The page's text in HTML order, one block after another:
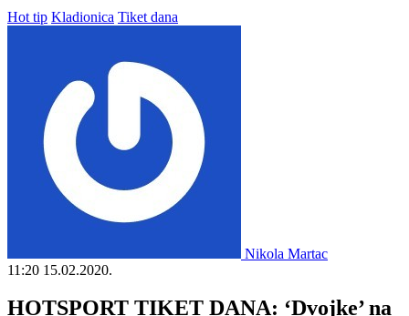
Hot tip Kladionica Tiket dana
Nikola Martac
11:20 15.02.2020.
HOTSPORT TIKET DANA: ‘Dvojke’ na